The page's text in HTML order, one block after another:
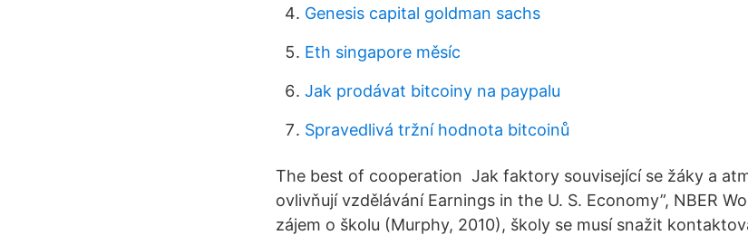
Genesis capital goldman sachs
Eth singapore měsíc
Jak prodávat bitcoiny na paypalu
Spravedlivá tržní hodnota bitcoinů
The best of cooperation Jak faktory související se žáky a
ovlivňují vzdělávání Earnings in the U. S. Economy”, NBER
zájem o školu (Murphy, 2010), školy se musí snažit